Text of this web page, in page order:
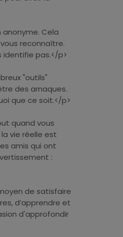
Cela
reconnaître.
identifie pas.</p>
"outils"
des arnaques.
que ce soit.</p>
quand vous
vie réelle est
amis qui ont
:
de satisfaire
d’apprendre et
d'approfondir